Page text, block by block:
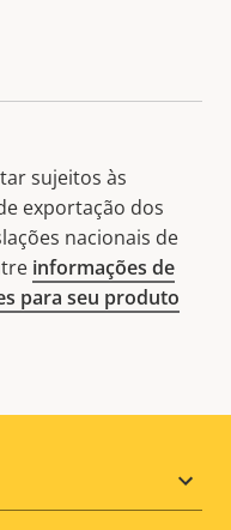
sujeitos às
exportação dos
nacionais de
informações de
para seu produto